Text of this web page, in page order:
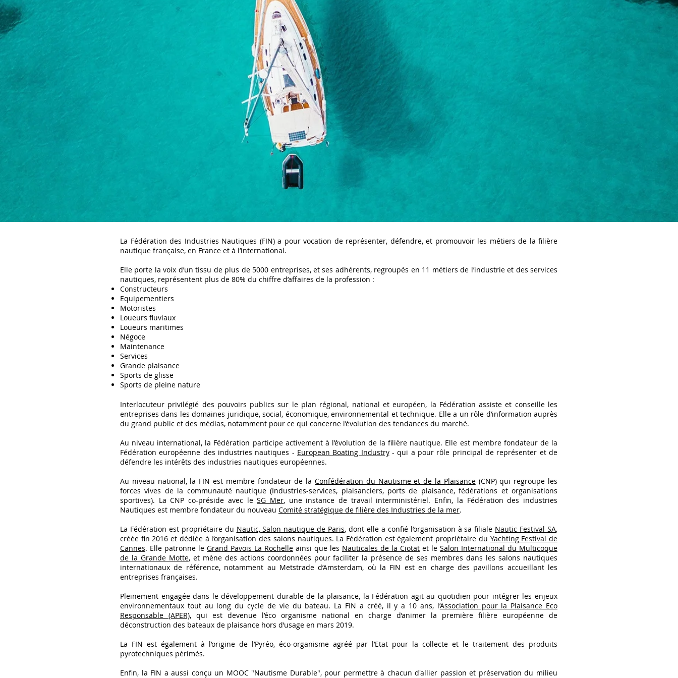
La Fédération des Industries Nautiques (FIN) a pour vocation de représenter, défendre, et promouvoir les métiers de la filière
nautique française, en France et à l’international.
Elle porte la voix d’un tissu de plus de 5000 entreprises, et ses adhérents, regroupés en 11 métiers de l’industrie et des services
nautiques, représentent plus de 80% du chiffre d’affaires de la profession :
Constructeurs
Equipementiers
Motoristes
Loueurs fluviaux
Loueurs maritimes
Négoce
Maintenance
Services
Grande plaisance
Sports de glisse
Sports de pleine nature
Interlocuteur privilégié des pouvoirs publics sur le plan régional, national et européen, la Fédération assiste et conseille les
entreprises dans les domaines juridique, social, économique, environnemental et technique. Elle a un rôle d’information auprès
du grand public et des médias, notamment pour ce qui concerne l’évolution des tendances du marché.
Au niveau international, la Fédération participe activement à l’évolution de la filière nautique. Elle est membre fondateur de la
Fédération européenne des industries nautiques - European Boating Industry- qui a pour rôle principal de représenter et de
défendre les intérêts des industries nautiques européennes.
Au niveau national, la FIN est membre fondateur de la Confédération du Nautisme et de la Plaisance(CNP) qui regroupe les
forces vives de la communauté nautique (Industries-services, plaisanciers, ports de plaisance, fédérations et organisations
sportives). La CNP co-préside avec leSG Mer, une instance de travail interministériel. Enfin, la Fédération des industries
Nautiques est membre fondateur du nouveau Comité stratégique de filière des Industries de la mer.
La Fédération est propriétaire du Nautic, Salon nautique de Paris, dont elle a confié l’organisation à sa filiale Nautic Festival SA,
créée fin 2016 et dédiée à l’organisation des salons nautiques. La Fédération est également propriétaire du Yachting Festival de
Cannes. Elle patronne le Grand Pavois La Rochelle ainsi que les Nauticales de la Ciotat et le Salon International du Multicoque
de la Grande Motte, et mène des actions coordonnées pour faciliter la présence de ses membres dans les salons nautiques
internationaux de référence, notamment au Metstrade d’Amsterdam, où la FIN est en charge des pavillons accueillant les
entreprises françaises.
Pleinement engagée dans le développement durable de la plaisance, la Fédération agit au quotidien pour intégrer les enjeux
environnementaux tout au long du cycle de vie du bateau. La FIN a créé, il y a 10 ans, l’Association pour la Plaisance Eco
Responsable (APER), qui est devenue l’éco organisme national en charge d’animer la première filière européenne de
déconstruction des bateaux de plaisance hors d’usage en mars 2019.
La FIN est également à l’origine de l’Pyréo, éco-organisme agréé par l’Etat pour la collecte et le traitement des produits
pyrotechniques périmés.
Enfin, la FIN a aussi conçu un MOOC "Nautisme Durable", pour permettre à chacun d'allier passion et préservation du milieu